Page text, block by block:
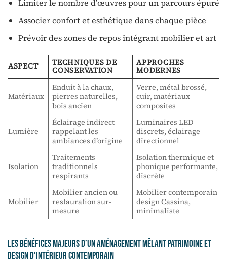
Limiter le nombre d’œuvres pour un parcours épuré
Associer confort et esthétique dans chaque pièce
Prévoir des zones de repos intégrant mobilier et art
ASPECT TECHNIQUES DE
CONSERVATION
APPROCHES
MODERNES
Matériaux
Enduit à la chaux,
pierres naturelles,
bois ancien
Verre, métal brossé,
cuir, matériaux
composites
Lumière
Éclairage indirect
rappelant les
ambiances d’origine
Luminaires LED
discrets, éclairage
directionnel
Isolation
Traitements
traditionnels
respirants
Isolation thermique et
phonique performante,
discrète
Mobilier
Mobilier ancien ou
restauration sur-
mesure
Mobilier contemporain
design Cassina,
minimaliste
Les bénéfices majeurs d’un aménagement mêlant patrimoine et
design d’intérieur contemporain